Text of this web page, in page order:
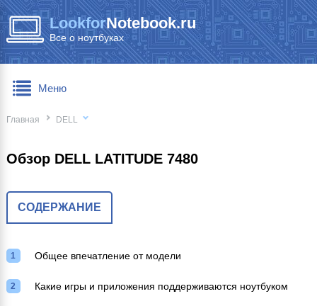
LookforNotebook.ru
Все о ноутбуках
Главная DELL
Обзор DELL LATITUDE 7480
СОДЕРЖАНИЕ
Общее впечатление от модели
Какие игры и приложения поддерживаются ноутбуком
Меню